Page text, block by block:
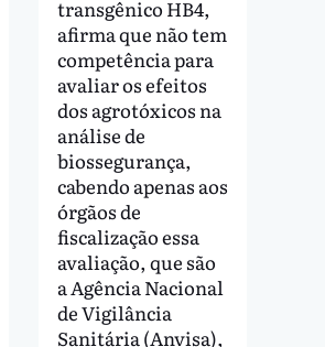
transgênico HB4,
afirma que não tem
competência para
avaliar os efeitos
dos agrotóxicos na
análise de
biossegurança,
cabendo apenas aos
órgãos de
fiscalização essa
avaliação, que são
a Agência Nacional
de Vigilância
Sanitária (Anvisa),